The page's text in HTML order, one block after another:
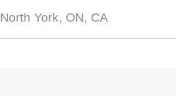
North York, ON, CA